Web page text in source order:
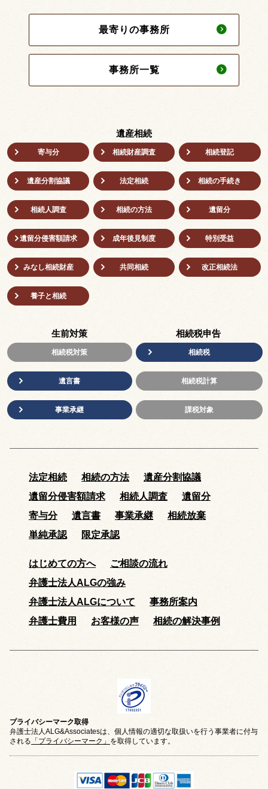
最寄りの事務所
事務所一覧
遺産相続
寄与分 相続財産調査 相続登記
遺産分割協議 法定相続 相続の⼿続き
相続人調査 相続の方法 遺留分
遺留分侵害額請求 成年後⾒制度 特別受益
みなし相続財産 共同相続 改正相続法
養子と相続
生前対策
相続税対策
遺言書
事業承継
相続税申告
相続税
相続税計算
課税対象
法定相続 相続の方法
遺産分割協議
遺留分侵害額請求
相続人調査
遺留分
寄与分
遺言書 事業承継
相続放棄
単純承認
限定承認
はじめての方へ
ご相談の流れ
弁護士法人ALGの強み
弁護士法人ALGについて
事務所案内
弁護士費用
お客様の声 相続の解決事例
プライバシーマーク取得
弁護士法人ALG&Associatesは、個人情報の適切な取扱いを行う事業者に付与
される 「プライバシーマーク」 を取得しています。